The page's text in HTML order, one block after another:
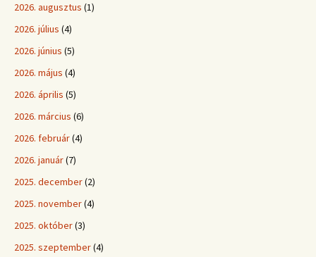
2026. augusztus (1)
2026. július (4)
2026. június (5)
2026. május (4)
2026. április (5)
2026. március (6)
2026. február(4)
2026. január(7)
2025. december(2)
2025. november(4)
2025. október(3)
2025. szeptember(4)